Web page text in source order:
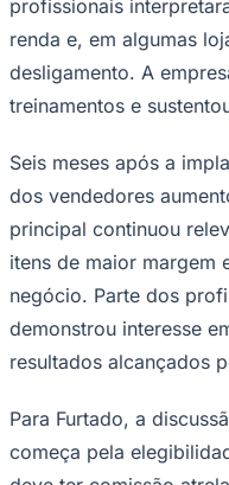
Ceará
desligamento. A
treinamentos e
Seis meses após a
principal continuou
itens de maior margem
negócio. Parte dos
demonstrou interesse
resultados alcançados
Para Furtado, a
deve ter comissão
modelo deve ser